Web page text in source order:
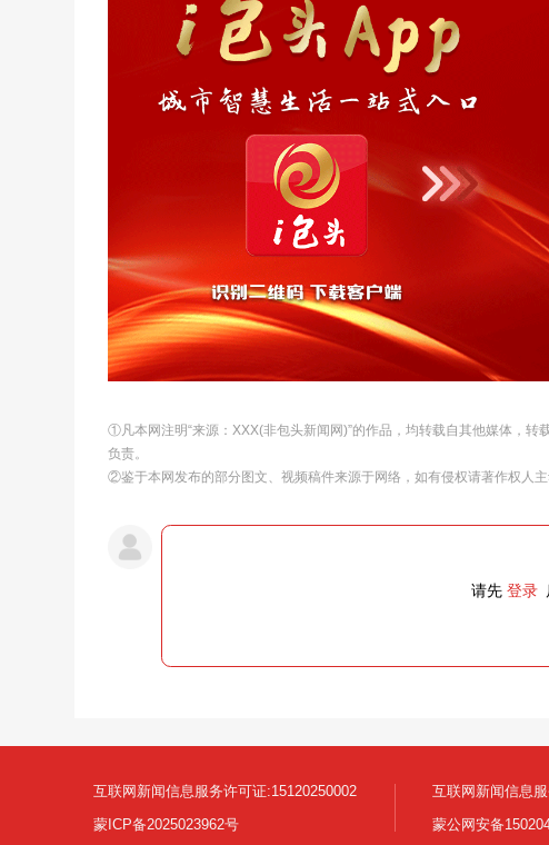
①凡本网注明“来源：XXX(非包头新闻网)”的作品，均转载自其他媒体，
负责。
②鉴于本网发布的部分图文、视频稿件来源于网络，如有侵权请著作权人
请先 登录
互联网新闻信息服务许可证:15120250002
蒙ICP备2025023962号
互联网新闻信息
蒙公网安备